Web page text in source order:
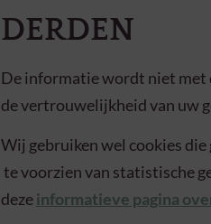
DERDEN
De informatie wordt niet met
de vertrouwelijkheid van uw
Wij gebruiken wel cookies
te voorzien van statistische
dezeinformatieve pagina